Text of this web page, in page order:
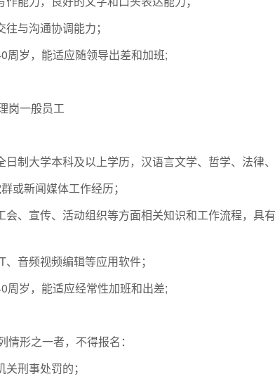
与沟通协调能力；
周岁，能适应随领导出差和加班;
岗一般员工
日制大学本科及以上学历，汉语言文学、哲学、法律
或新闻媒体工作经历；
会、宣传、活动组织等方面相关知识和工作流程，具
音频视频编辑等应用软件；
周岁，能适应经常性加班和出差;
情形之一者，不得报名：
刑事处罚的；